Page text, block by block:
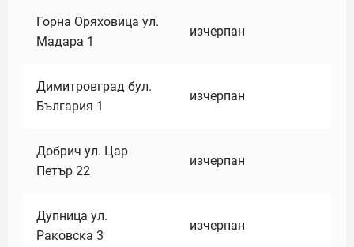
Горна Оряховица ул.
Мадара 1
изчерпан
Димитровград бул.
България 1
изчерпан
Добрич ул. Цар
Петър 22
изчерпан
Дупница ул.
Раковска 3
изчерпан